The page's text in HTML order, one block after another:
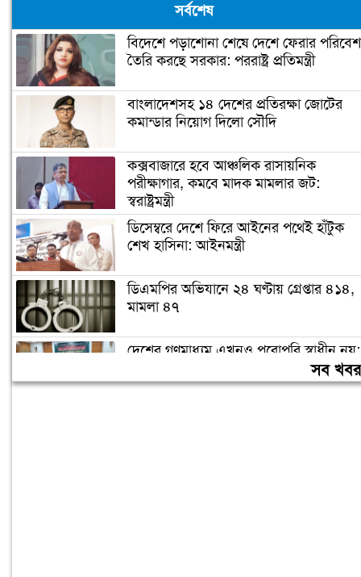
সর্বশেষ
বিদেশে পড়াশোনা শেষে দেশে ফেরার পরিবেশ
তৈরি করছে সরকার: পররাষ্ট্র প্রতিমন্ত্রী
বাংলাদেশসহ ১৪ দেশের প্রতিরক্ষা জোটের
কমান্ডার নিয়োগ দিলো সৌদি
কক্সবাজারে হবে আঞ্চলিক রাসায়নিক
পরীক্ষাগার, কমবে মাদক মামলার জট:
স্বরাষ্ট্রমন্ত্রী
ডিসেম্বরে দেশে ফিরে আইনের পথেই হাঁটুক
শেখ হাসিনা: আইনমন্ত্রী
ডিএমপির অভিযানে ২৪ ঘণ্টায় গ্রেপ্তার ৪১৪,
মামলা ৪৭
দেশের গণমাধ্যম এখনও পুরোপুরি স্বাধীন নয়:
সব